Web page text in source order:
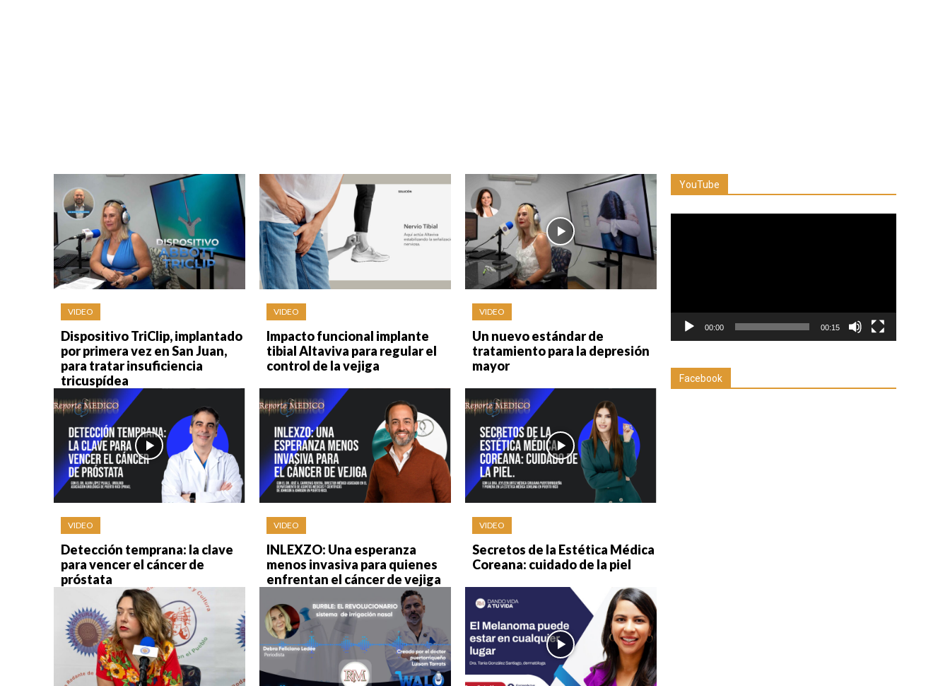
VIDEO
Dispositivo TriClip, implantado
por primera vez en San Juan,
para tratar insuficiencia
tricuspídea
VIDEO
Impacto funcional implante
tibial Altaviva para regular el
control de la vejiga
VIDEO
Un nuevo estándar de
tratamiento para la depresión
mayor
VIDEO
Detección temprana: la clave
para vencer el cáncer de
próstata
VIDEO
INLEXZO: Una esperanza
menos invasiva para quienes
enfrentan el cáncer de vejiga
VIDEO
Secretos de la Estética Médica
Coreana: cuidado de la piel
YouTube
00:00 00:15
Facebook